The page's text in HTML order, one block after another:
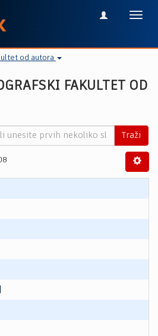
od autora
FAKULTET OD
Traži